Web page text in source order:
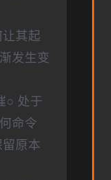
其起
发生变
○ 处于
命令
原本